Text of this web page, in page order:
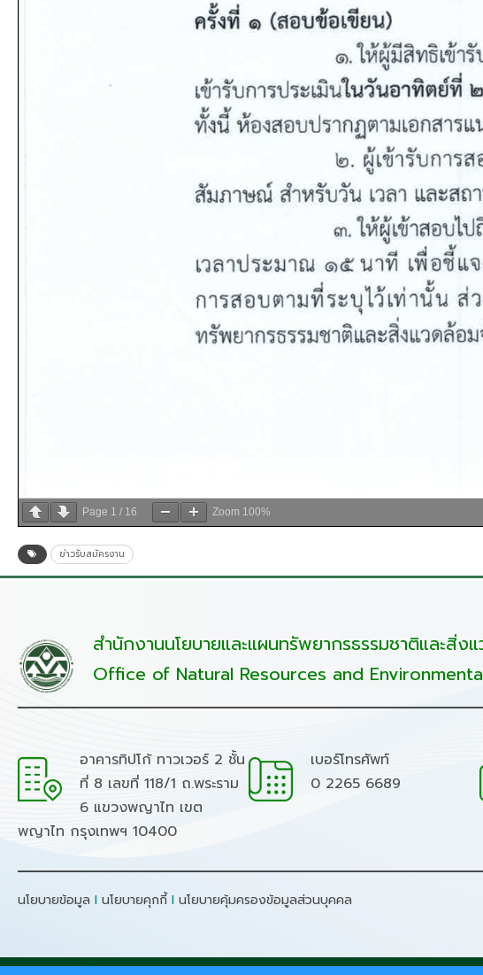
Page 1 / 16 Zoom 100%
ข่าวรับสมัครงาน
สำนักงานนโยบายและแผนทรัพยากรธรรมชาติและสิ่ง
Office of Natural Resources and
อาคารทิปโก้ ทาวเวอร์ 2 ชั้น
ที่ 8 เลขที่ 118/1 ถ.พระราม
6 แขวงพญาไท เขต
พญาไท กรุงเทพฯ 10400
เบอร์โทรศัพท์
0 2265 6689
นโยบายข้อมูล I นโยบายคุกกี้I นโยบายคุ้มครองข้อมูลส่วนบุคคล